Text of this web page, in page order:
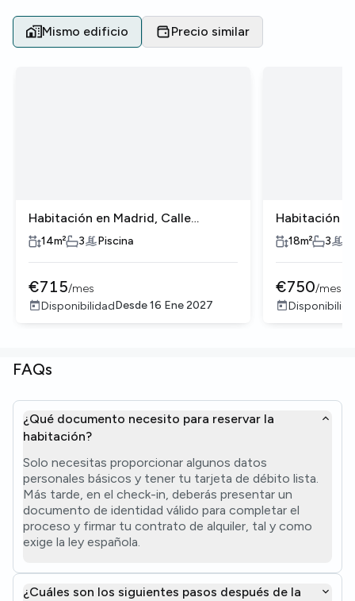
Mismo edificio Precio similar
Habitación en Madrid, Calle
Mesena
14m² 3 Piscina
€715/mes
DisponibilidadDesde16 Ene 2027
Habitación
Mesena
18m² 3
€750/mes
FAQs
¿Qué documento necesito para reservar la
habitación?
Solo necesitas proporcionar algunos datos
personales básicos y tener tu tarjeta de débito lista.
Más tarde, en el check-in, deberás presentar un
documento de identidad válido para completar el
proceso y firmar tu contrato de alquiler, tal y como
exige la ley española.
¿Cuáles son los siguientes pasos después de la